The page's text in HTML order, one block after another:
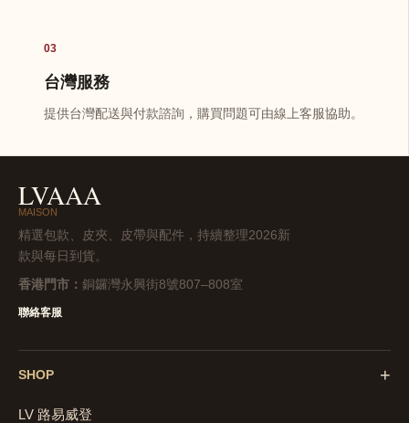
03
台灣服務
提供台灣配送與付款諮詢，購買問題可由線上客服協助。
LVAAA
MAISON
精選包款、皮夾、皮帶與配件，持續整理2026新
款與每日到貨。
香港門市： 銅鑼灣永興街8號807–808室
聯絡客服
SHOP +
LV 路易威登